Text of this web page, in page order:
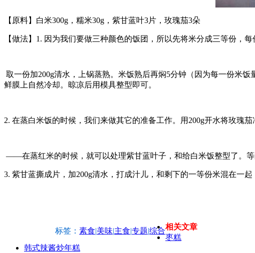
【原料】白米300g，糯米30g，紫甘蓝叶3片，玫瑰茄3朵
【做法】1. 因为我们要做三种颜色的饭团，所以先将米分成三等份，每
取一份加200g清水，上锅蒸熟。米饭熟后再焖5分钟（因为每一份米
鲜膜上自然冷却。晾凉后用模具整型即可。
2. 在蒸白米饭的时候，我们来做其它的准备工作。用200g开水将玫瑰
——在蒸红米的时候，就可以处理紫甘蓝叶子，和给白米饭整型了。
3. 紫甘蓝撕成片，加200g清水，打成汁儿，和剩下的一等份米混在一
标签： 素食|美味|主食|专题|综合相关文章
枣糕
韩式辣酱炒年糕